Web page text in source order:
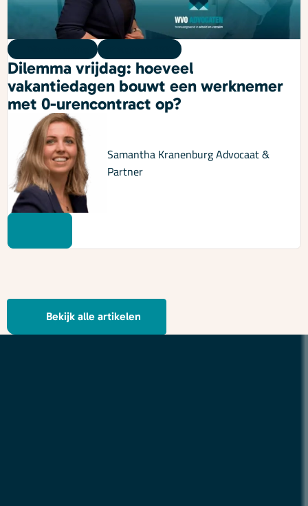
Dilemma vrijdag: hoeveel
vakantiedagen bouwt een werknemer
met 0-urencontract op?
Samantha KranenburgAdvocaat &
Partner
Bekijk alle artikelen